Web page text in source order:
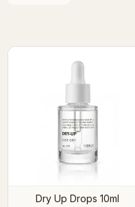
Dry Up Drops 10ml